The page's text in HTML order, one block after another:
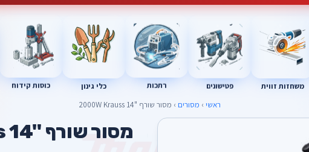
משחזות זווית פטישונים רתכות כלי גינון כוסות קידוח
ראשי › מסורים › מסור שורף "14 2000W Krauss
מסור שורף "14 2000W Krauss